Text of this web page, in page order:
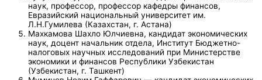
наук, профессор, профессор кафедры финансов,
Евразийский национальный университет им.
Л.Н.Гумилева (Казахстан, г. Астана)
Махкамова Шахло Юлчиевна, кандидат экономических
наук, доцент начальник отдела, Институт Бюджетно-
налоговых научных исследований при Министерстве
экономики и финансов Республики Узбекистан
(Узбекистан, г. Ташкент)